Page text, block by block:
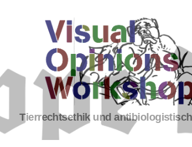
Tierrechte
Tierrechtsethik und